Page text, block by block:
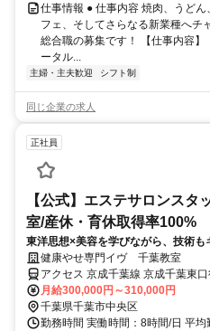
仕事情報 ● 仕事内容 焼肉、うど
フェ、そしてさらなる新業種へチ
総合職の募集です！ 【仕事内容】
ータル...
主婦・主夫歓迎 シフト制
同じ企業の求人
正社員
【公式】エステサロンスタ
室/産休・育休取得率100%
東洋思想×美容を学びながら、技術
し×日祝休みで働きやすい♪
健康やせ専門イヴ 千葉教室
アクセス 京成千葉線 京成千葉東
東口徒歩約5分、京成千葉線 千葉
月給300,000円～310,000円
千葉県千葉市中央区
勤務時間 実働時間：8時間/日 平